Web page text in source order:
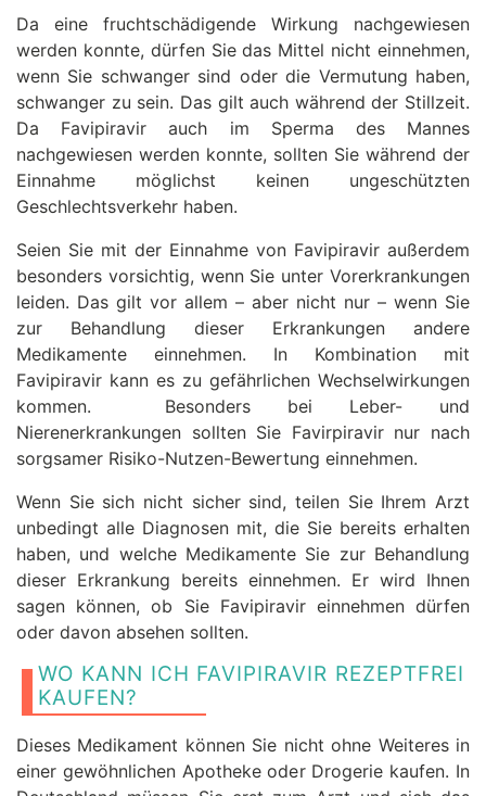
Da eine fruchtschädigende Wirkung nachgewiesen
werden konnte, dürfen Sie das Mittel nicht einnehmen,
wenn Sie schwanger sind oder die Vermutung haben,
schwanger zu sein. Das gilt auch während der Stillzeit.
Da Favipiravir auch im Sperma des Mannes
nachgewiesen werden konnte, sollten Sie während der
Einnahme möglichst keinen ungeschützten
Geschlechtsverkehr haben.
Seien Sie mit der Einnahme von Favipiravir außerdem
besonders vorsichtig, wenn Sie unter Vorerkrankungen
leiden. Das gilt vor allem – aber nicht nur – wenn Sie
zur Behandlung dieser Erkrankungen andere
Medikamente einnehmen. In Kombination mit
Favipiravir kann es zu gefährlichen Wechselwirkungen
kommen. Besonders bei Leber- und
Nierenerkrankungen sollten Sie Favirpiravir nur nach
sorgsamer Risiko-Nutzen-Bewertung einnehmen.
Wenn Sie sich nicht sicher sind, teilen Sie Ihrem Arzt
unbedingt alle Diagnosen mit, die Sie bereits erhalten
haben, und welche Medikamente Sie zur Behandlung
dieser Erkrankung bereits einnehmen. Er wird Ihnen
sagen können, ob Sie Favipiravir einnehmen dürfen
oder davon absehen sollten.
WO KANN ICH FAVIPIRAVIR REZEPTFREI
KAUFEN?
Dieses Medikament können Sie nicht ohne Weiteres in
einer gewöhnlichen Apotheke oder Drogerie kaufen. In